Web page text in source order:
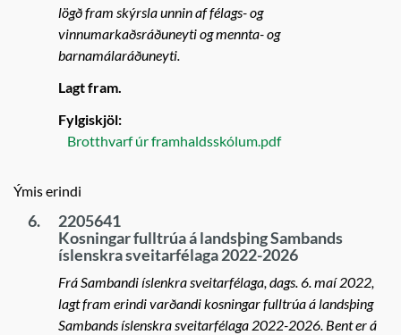
lögð fram skýrsla unnin af félags- og
vinnumarkaðsráðuneyti og mennta- og
barnamálaráðuneyti.
Lagt fram.
Fylgiskjöl:
Brotthvarf úr framhaldsskólum.pdf
Ýmis erindi
6.
2205641
Kosningar fulltrúa á landsþing Sambands
íslenskra sveitarfélaga 2022-2026
Frá Sambandi íslenkra sveitarfélaga, dags. 6. maí 2022,
lagt fram erindi varðandi kosningar fulltrúa á landsþing
Sambands íslenskra sveitarfélaga 2022-2026. Bent er á